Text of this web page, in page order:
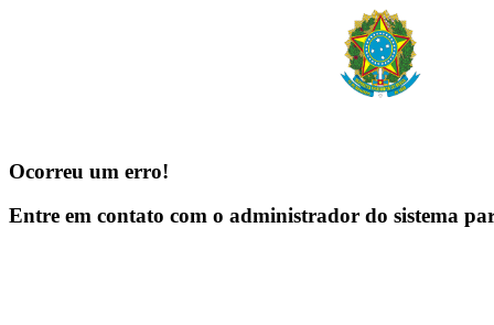
Ocorreu um erro!
Entre em contato com o administrador do sistema